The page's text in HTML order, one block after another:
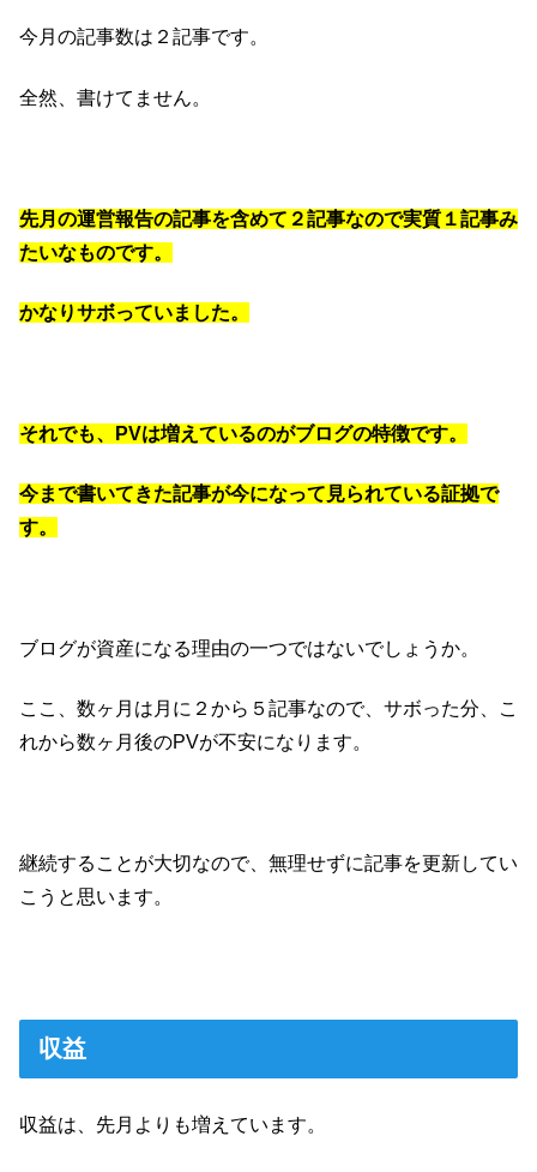
今月の記事数は２記事です。
全然、書けてません。
先月の運営報告の記事を含めて２記事なので実質１記事み
たいなものです。
かなりサボっていました。
それでも、PVは増えているのがブログの特徴です。
今まで書いてきた記事が今になって見られている証拠で
す。
ブログが資産になる理由の一つではないでしょうか。
ここ、数ヶ月は月に２から５記事なので、サボった分、こ
れから数ヶ月後のPVが不安になります。
継続することが大切なので、無理せずに記事を更新してい
こうと思います。
収益
収益は、先月よりも増えています。